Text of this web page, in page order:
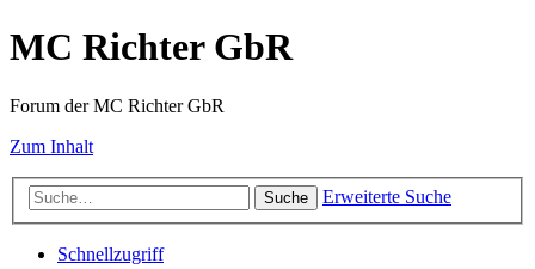
MC Richter GbR
Forum der MC Richter GbR
Zum Inhalt
Suche Erweiterte Suche
Schnellzugriff